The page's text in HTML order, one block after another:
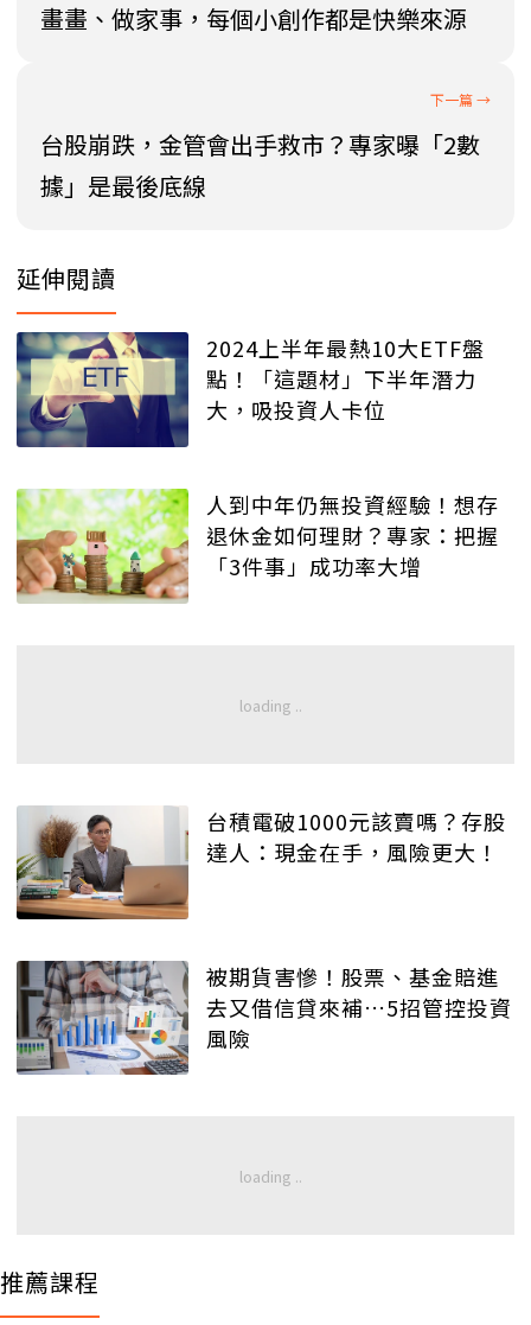
畫畫、做家事，每個小創作都是快樂來源
台股崩跌，金管會出手救市？專家曝「2數
據」是最後底線
延伸閱讀
2024上半年最熱10大ETF盤
點！「這題材」下半年潛力
大，吸投資人卡位
人到中年仍無投資經驗！想存
退休金如何理財？專家：把握
「3件事」成功率大增
台積電破1000元該賣嗎？存股
達人：現金在手，風險更大！
被期貨害慘！股票、基金賠進
去又借信貸來補…5招管控投資
風險
推薦課程